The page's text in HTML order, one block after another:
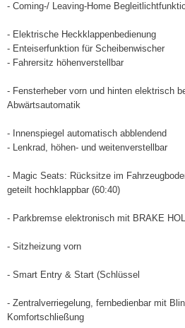
- Coming-/ Leaving-Home
- Elektrische Heckklappenbedienung
- Enteiserfunktion für Scheibenwischer
- Fahrersitz höhenverstellbar
- Fensterheber vorn und hinten elektrisch
Abwärtsautomatik
- Innenspiegel automatisch abblendend
- Lenkrad, höhen- und weitenverstellbar
- Magic Seats: Rücksitze im
geteilt hochklappbar (60:40)
- Parkbremse elektronisch mit BRAKE
- Sitzheizung vorn
- Smart Entry & Start (Schlüssel
- Zentralverriegelung, fernbedienbar mit
Komfortschließung